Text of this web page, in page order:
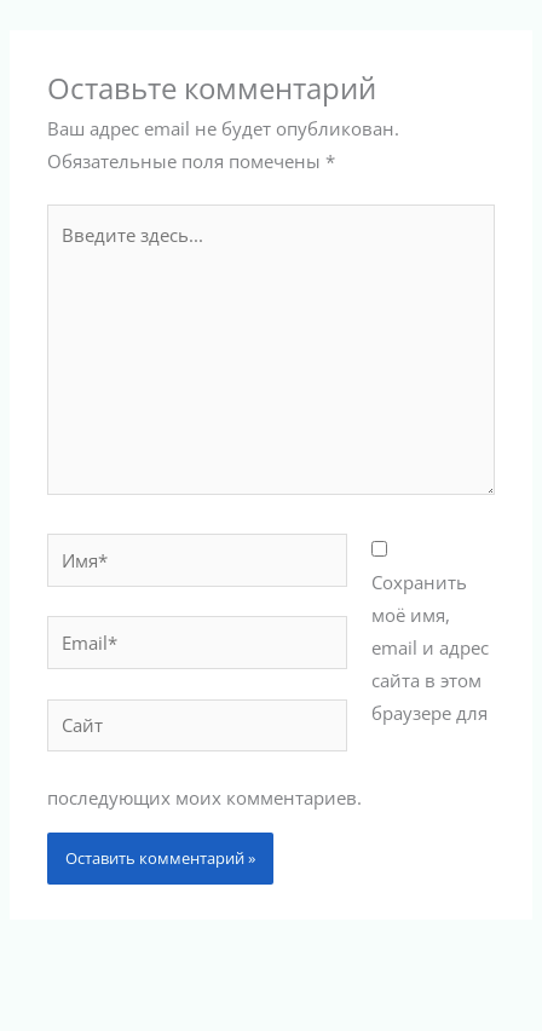
Оставьте комментарий
Ваш адрес email не будет опубликован.
Обязательные поля помечены *
здесь...
Email*
Сайт
Сохранить
моё имя,
email и адрес
сайта в этом
браузере для
последующих моих комментариев.